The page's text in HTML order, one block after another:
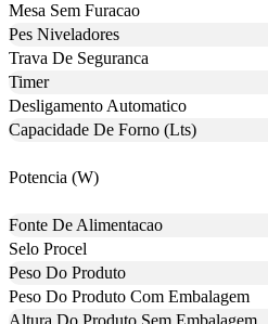
Mesa Sem Furacao
Pes Niveladores
Trava De Seguranca
Timer
Desligamento Automatico
Capacidade De Forno (Lts)
Potencia (W)
Fonte De Alimentacao
Selo Procel
Peso Do Produto
Peso Do Produto Com Embalagem